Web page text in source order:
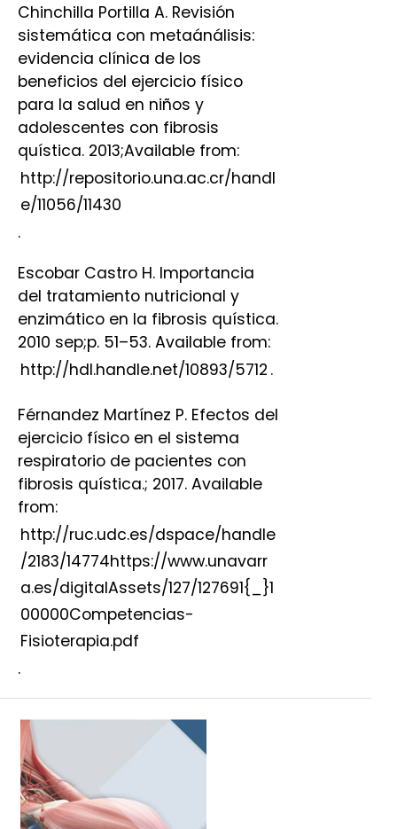
Chinchilla Portilla A. Revisión
sistemática con metaánálisis:
evidencia clínica de los
beneficios del ejercicio físico
para la salud en niños y
adolescentes con fibrosis
quística. 2013;Available from:
http://repositorio.una.ac.cr/handl
e/11056/11430
.
Escobar Castro H. Importancia
del tratamiento nutricional y
enzimático en la fibrosis quística.
2010 sep;p. 51–53. Available from:
http://hdl.handle.net/10893/5712 .
Férnandez Martínez P. Efectos del
ejercicio físico en el sistema
respiratorio de pacientes con
fibrosis quística.; 2017. Available
from:
http://ruc.udc.es/dspace/handle
/2183/14774https://www.unavarr
a.es/digitalAssets/127/127691{_}1
00000Competencias-
Fisioterapia.pdf
.